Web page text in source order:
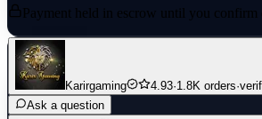
Payment held in escrow until you confirm
Karirgaming 4.93·1.8K orders·
Ask a question